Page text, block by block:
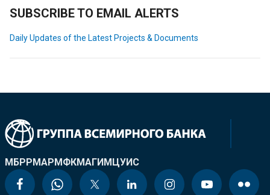
SUBSCRIBE TO EMAIL ALERTS
Daily Updates of the Latest Projects & Documents
МБРРМАРМФКМАГИМЦУИС